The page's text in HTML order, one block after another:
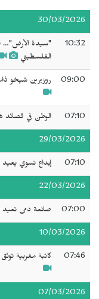
30/03/2026
10:32
"سيدة الأرض"…
الفلسطيني
09:00 روزيرين شيخو ذات الـ 14 عاماً تسير على خطى
07:10 الوطن في قصائد
29/03/2026
07:10 إبداع نسوي
22/03/2026
07:00 صانعة دمى تعيد
10/03/2026
07:46 كاتبة مغربية
07/03/2026